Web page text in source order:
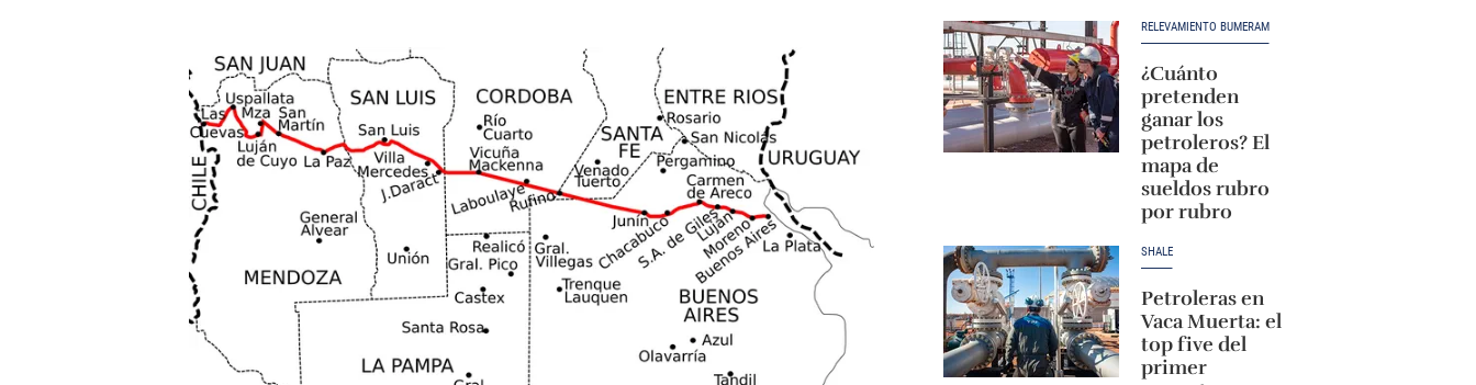
RELEVAMIENTO BUMERAM
¿Cuánto
pretenden
ganar los
petroleros? El
mapa de
sueldos rubro
por rubro
SHALE
Petroleras en
Vaca Muerta: el
top five del
primer